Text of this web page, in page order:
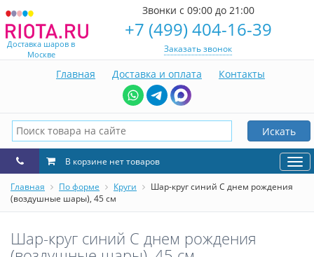
Доставка шаров в
Москве
Звонки с 09:00 до 21:00
+7 (499) 404-16-39
Заказать звонок
Главная Доставка и оплата Контакты
Искать
В корзине нет товаров
Главная По форме Круги
Шар-круг синий С днем рождения
(воздушные шары), 45 см
Шар-круг синий С днем рождения